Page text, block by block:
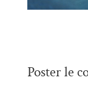
Poster le